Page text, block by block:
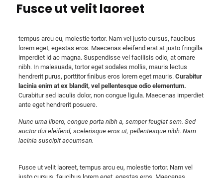
Fusce ut velit laoreet
tempus arcu eu, molestie tortor. Nam vel justo cursus, faucibus
lorem eget, egestas eros. Maecenas eleifend erat at justo fringilla
imperdiet id ac magna. Suspendisse vel facilisis odio, at ornare
nibh. In malesuada, tortor eget sodales mollis, mauris lectus
hendrerit purus, porttitor finibus eros lorem eget mauris. Curabitur
lacinia enim at ex blandit, vel pellentesque odio elementum.
Curabitur sed iaculis dolor, non congue ligula. Maecenas imperdiet
ante eget hendrerit posuere.
Nunc urna libero, congue porta nibh a, semper feugiat sem. Sed
auctor dui eleifend, scelerisque eros ut, pellentesque nibh. Nam
lacinia suscipit accumsan.
Fusce ut velit laoreet, tempus arcu eu, molestie tortor. Nam vel